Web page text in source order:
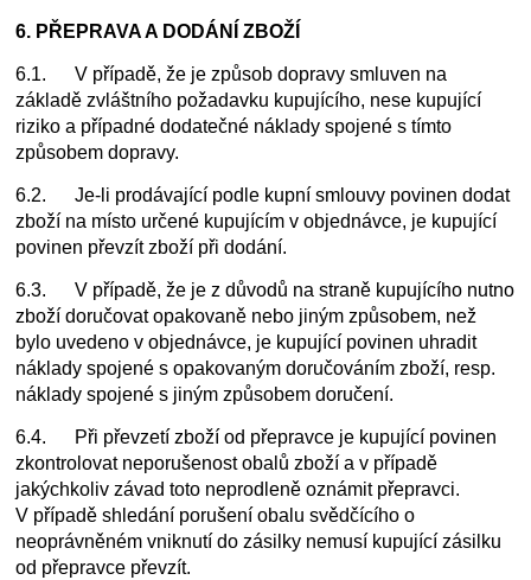
6. PŘEPRAVA A DODÁNÍ ZBOŽÍ
6.1. V případě, že je způsob dopravy smluven na
základě zvláštního požadavku kupujícího, nese kupující
riziko a případné dodatečné náklady spojené s tímto
způsobem dopravy.
6.2. Je-li prodávající podle kupní smlouvy povinen dodat
zboží na místo určené kupujícím v objednávce, je kupující
povinen převzít zboží při dodání.
6.3. V případě, že je z důvodů na straně kupujícího nutno
zboží doručovat opakovaně nebo jiným způsobem, než
bylo uvedeno v objednávce, je kupující povinen uhradit
náklady spojené s opakovaným doručováním zboží, resp.
náklady spojené s jiným způsobem doručení.
6.4. Při převzetí zboží od přepravce je kupující povinen
zkontrolovat neporušenost obalů zboží a v případě
jakýchkoliv závad toto neprodleně oznámit přepravci.
V případě shledání porušení obalu svědčícího o
neoprávněném vniknutí do zásilky nemusí kupující zásilku
od přepravce převzít.